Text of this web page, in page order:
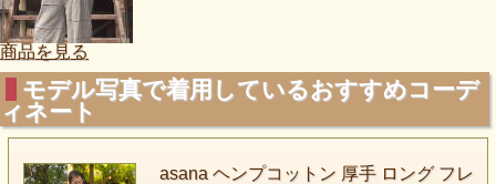
商品を見る
モデル写真で着用しているおすすめコーデ
ィネート
asana ヘンプコットン 厚手 ロング フレ